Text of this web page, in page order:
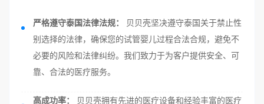
严格遵守泰国法律法规：
贝贝壳坚决遵守泰国关于禁止性
别选择的法律，确保您的试管婴儿过程合法合规，避免不
必要的风险和法律纠纷。我们致力于为客户提供安全、可
靠、合法的医疗服务。
高成功率：
贝贝壳拥有先进的医疗设备和经验丰富的医疗